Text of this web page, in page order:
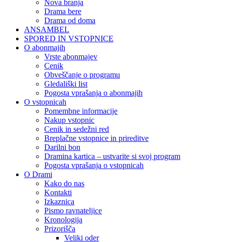
Nova branja
Drama bere
Drama od doma
ANSAMBEL
SPORED IN VSTOPNICE
O abonmajih
Vrste abonmajev
Cenik
Obveščanje o programu
Gledališki list
Pogosta vprašanja o abonmajih
O vstopnicah
Pomembne informacije
Nakup vstopnic
Cenik in sedežni red
Breplačne vstopnice in prireditve
Darilni bon
Dramina kartica – ustvarite si svoj program
Pogosta vprašanja o vstopnicah
O Drami
Kako do nas
Kontakti
Izkaznica
Pismo ravnateljice
Kronologija
Prizorišča
Veliki oder